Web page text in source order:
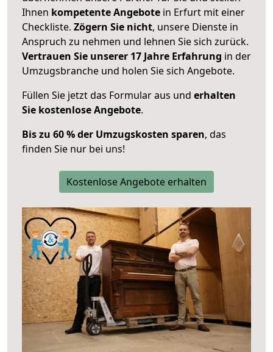
Ihnen kompetente Angebote in Erfurt mit einer
Checkliste. Zögern Sie nicht, unsere Dienste in
Anspruch zu nehmen und lehnen Sie sich zurück.
Vertrauen Sie unserer 17 Jahre Erfahrung in der
Umzugsbranche und holen Sie sich Angebote.
Füllen Sie jetzt das Formular aus und erhalten
Sie kostenlose Angebote.
Bis zu 60 % der Umzugskosten sparen, das
finden Sie nur bei uns!
Kostenlose Angebote erhalten